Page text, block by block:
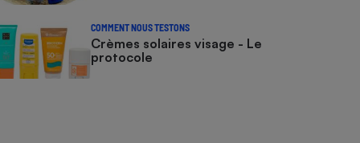
COMMENT NOUS TESTONS
Crèmes solaires visage - Le
protocole